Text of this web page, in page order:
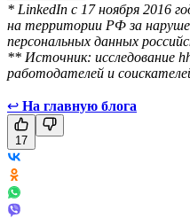
* LinkedIn с 17 ноября 2016
на территории РФ за
персональных данных
** Источник: исследование
работодателей и
↩ На главную блога
17